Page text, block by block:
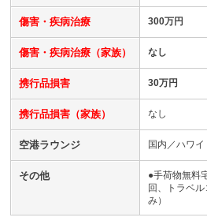
傷害・疾病治療 300万円
傷害・疾病治療（家族） なし
携行品損害 30万円
携行品損害（家族） なし
空港ラウンジ 国内／ハワイ
その他
●手荷物無料
回、トラベ
み）